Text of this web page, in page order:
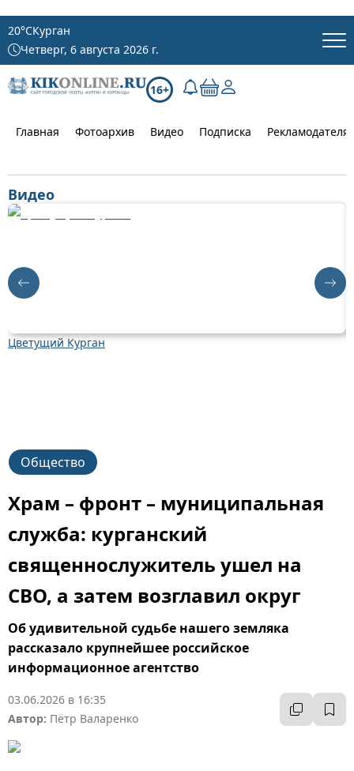
20°CКурган
Четверг, 6 августа 2026 г.
16+
Главная Фотоархив Видео Подписка
Видео
Цветущий Курган
Общество
Храм – фронт – муниципальная
служба: курганский
священнослужитель ушел на
СВО, а затем возглавил округ
Об удивительной судьбе нашего земляка
рассказало крупнейшее российское
информационное агентство
03.06.2026 в 16:35
Автор: Пётр Валаренко